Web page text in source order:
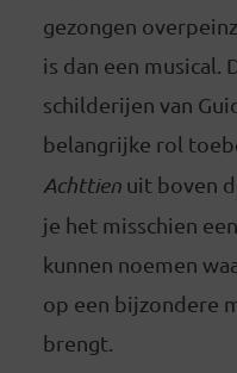
gezongen
is dan een musical.
schilderijen van
belangrijke rol
Achttienuit boven
je het misschien
kunnen noemen
op een bijzondere
brengt.